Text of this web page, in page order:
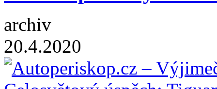
archiv
20.4.2020